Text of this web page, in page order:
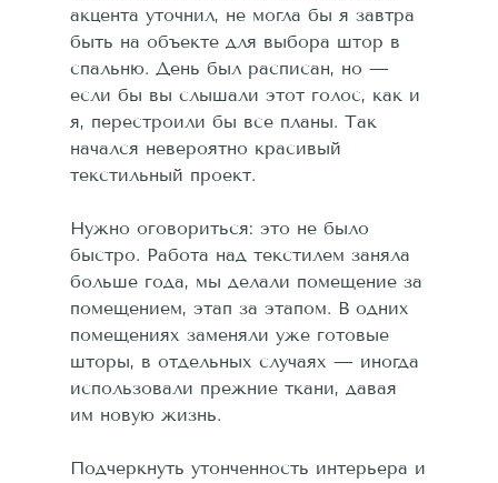
акцента уточнил, не могла бы я завтра
быть на объекте для выбора штор в
спальню. День был расписан, но —
если бы вы слышали этот голос, как и
я, перестроили бы все планы. Так
начался невероятно красивый
текстильный проект.
Нужно оговориться: это не было
быстро. Работа над текстилем заняла
больше года, мы делали помещение за
помещением, этап за этапом. В одних
помещениях заменяли уже готовые
шторы, в отдельных случаях — иногда
использовали прежние ткани, давая
им новую жизнь.
Подчеркнуть утонченность интерьера и